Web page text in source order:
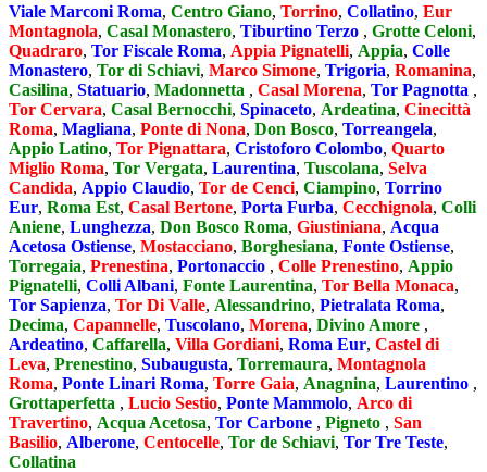
Viale Marconi Roma, Centro Giano, Torrino, Collatino, Eur
Montagnola, Casal Monastero, Tiburtino Terzo , Grotte Celoni,
Quadraro, Tor Fiscale Roma, Appia Pignatelli, Appia, Colle
Monastero, Tor di Schiavi, Marco Simone, Trigoria, Romanina,
Casilina, Statuario, Madonnetta , Casal Morena, Tor Pagnotta ,
Tor Cervara, Casal Bernocchi, Spinaceto, Ardeatina, Cinecittà
Roma, Magliana, Ponte di Nona, Don Bosco, Torreangela,
Appio Latino, Tor Pignattara, Cristoforo Colombo, Quarto
Miglio Roma, Tor Vergata, Laurentina, Tuscolana, Selva
Candida, Appio Claudio, Tor de Cenci, Ciampino, Torrino
Eur, Roma Est, Casal Bertone, Porta Furba, Cecchignola, Colli
Aniene, Lunghezza, Don Bosco Roma, Giustiniana, Acqua
Acetosa Ostiense, Mostacciano, Borghesiana, Fonte Ostiense,
Torregaia, Prenestina, Portonaccio , Colle Prenestino, Appio
Pignatelli, Colli Albani, Fonte Laurentina, Tor Bella Monaca,
Tor Sapienza, Tor Di Valle, Alessandrino, Pietralata Roma,
Decima, Capannelle, Tuscolano, Morena, Divino Amore ,
Ardeatino, Caffarella, Villa Gordiani, Roma Eur, Castel di
Leva, Prenestino, Subaugusta, Torremaura, Montagnola
Roma, Ponte Linari Roma, Torre Gaia, Anagnina, Laurentino ,
Grottaperfetta , Lucio Sestio, Ponte Mammolo, Arco di
Travertino, Acqua Acetosa, Tor Carbone , Pigneto , San
Basilio, Alberone, Centocelle, Tor de Schiavi, Tor Tre Teste,
Collatina